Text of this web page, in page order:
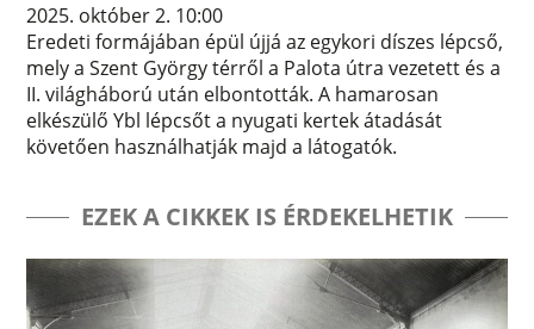
2025. október 2. 10:00
Eredeti formájában épül újjá az egykori díszes lépcső,
mely a Szent György térről a Palota útra vezetett és a
II. világháború után elbontották. A hamarosan
elkészülő Ybl lépcsőt a nyugati kertek átadását
követően használhatják majd a látogatók.
EZEK A CIKKEK IS ÉRDEKELHETIK